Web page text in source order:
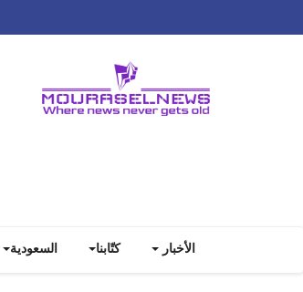
الأخبار كتّابنا السعودية